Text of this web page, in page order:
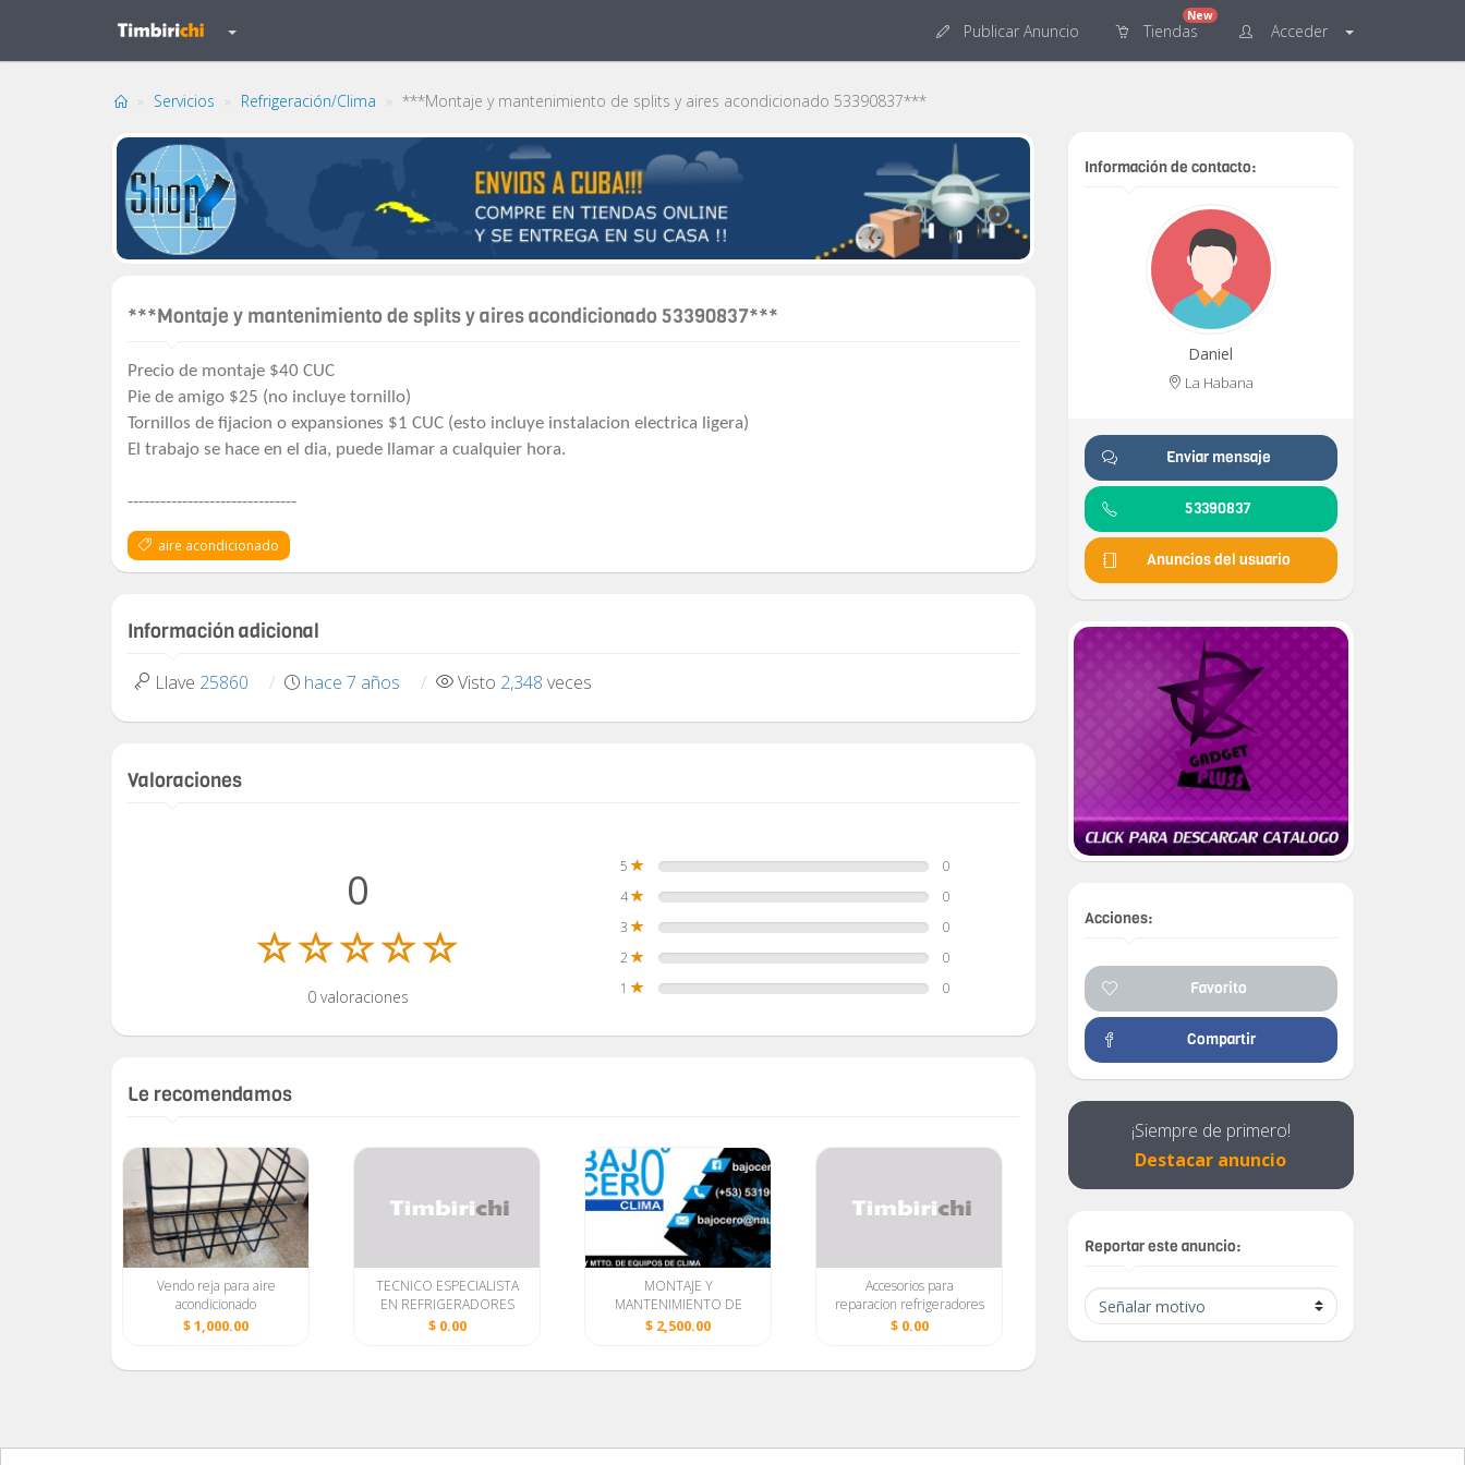
Publicar Anuncio Tiendas
New
Acceder
Servicios Refrigeración/Clima ***Montaje y mantenimiento de splits y aires acondicionado 53390837***
***Montaje y mantenimiento de splits y aires acondicionado 53390837***
Precio de montaje $40 CUC
Pie de amigo $25 (no incluye tornillo)
Tornillos de fijacion o expansiones $1 CUC (esto incluye instalacion electrica ligera)
El trabajo se hace en el dia, puede llamar a cualquier hora.
-------------------------------
aire acondicionado
Información adicional
Llave 25860 hace 7 años Visto 2,348 veces
Valoraciones
0
0 valoraciones
5
0
4
0
3
0
2
0
1
0
Le recomendamos
Vendo reja para aire
acondicionado
$ 1,000.00
TECNICO ESPECIALISTA
EN REFRIGERADORES
$ 0.00
MONTAJE Y
MANTENIMIENTO DE
SPLIT// BAJOCERO//
$ 2,500.00
Accesorios para
reparacion refrigeradores
$ 0.00
Vendo reja para aire
acondicionado
$ 1,000.00
TECNICO ESPECIALISTA
EN REFRIGERADORES
Información de contacto:
Daniel
La Habana
Enviar mensaje
53390837
Anuncios del usuario
Acciones:
Favorito
Compartir
¡Siempre de primero!
Destacar anuncio
Reportar este anuncio: